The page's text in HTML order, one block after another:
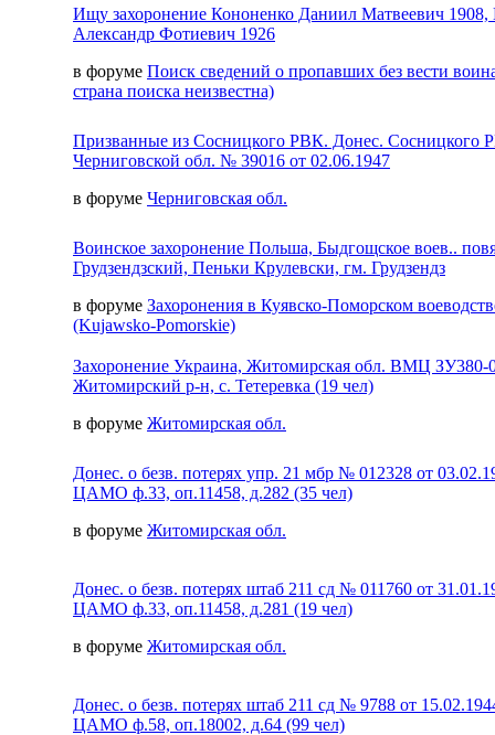
Ищу захоронение Кононенко Даниил Матвеевич 1908,
Александр Фотиевич 1926
в форуме Поиск сведений о пропавших без вести
страна поиска неизвестна)
Призванные из Сосницкого РВК. Донес. Сосницкого
Черниговской обл. № 39016 от 02.06.1947
в форуме Черниговская обл.
Воинское захоронение Польша, Быдгощское воев..
Грудзендзский, Пеньки Крулевски, гм. Грудзендз
в форуме Захоронения в Куявско-Поморском
(Kujawsko-Pomorskie)
Захоронение Украина, Житомирская обл. ВМЦ ЗУ380-
Житомирский р-н, с. Тетеревка (19 чел)
в форуме Житомирская обл.
Донес. о безв. потерях упр. 21 мбр № 012328 от
ЦАМО ф.33, оп.11458, д.282 (35 чел)
в форуме Житомирская обл.
Донес. о безв. потерях штаб 211 сд № 011760 от
ЦАМО ф.33, оп.11458, д.281 (19 чел)
в форуме Житомирская обл.
Донес. о безв. потерях штаб 211 сд № 9788 от
ЦАМО ф.58, оп.18002, д.64 (99 чел)